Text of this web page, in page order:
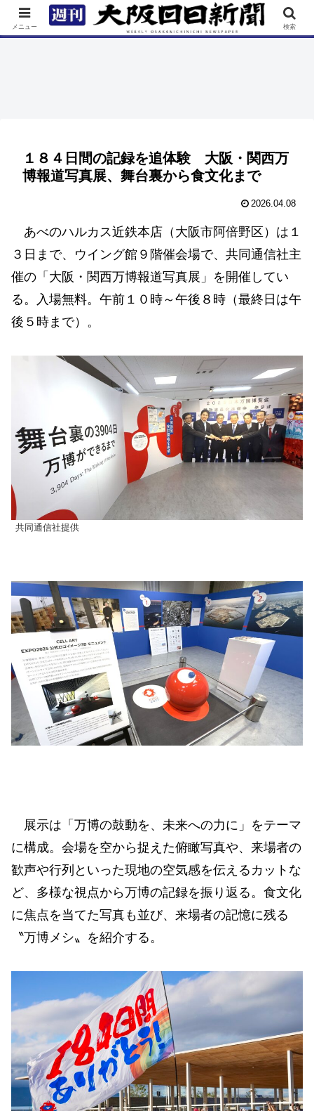
TOP 特集 ニュース 連載 街ネタ イベント
１８４日間の記録を追体験 大阪・関西万
博報道写真展、舞台裏から食文化まで
2026.04.08
あべのハルカス近鉄本店（大阪市阿倍野区）は１
３日まで、ウイング館９階催会場で、共同通信社主
催の「大阪・関西万博報道写真展」を開催してい
る。入場無料。午前１０時～午後８時（最終日は午
後５時まで）。
共同通信社提供
展示は「万博の鼓動を、未来への力に」をテーマ
に構成。会場を空から捉えた俯瞰写真や、来場者の
歓声や行列といった現地の空気感を伝えるカットな
ど、多様な視点から万博の記録を振り返る。食文化
に焦点を当てた写真も並び、来場者の記憶に残る
〝万博メシ〟を紹介する。
メニュー 検索